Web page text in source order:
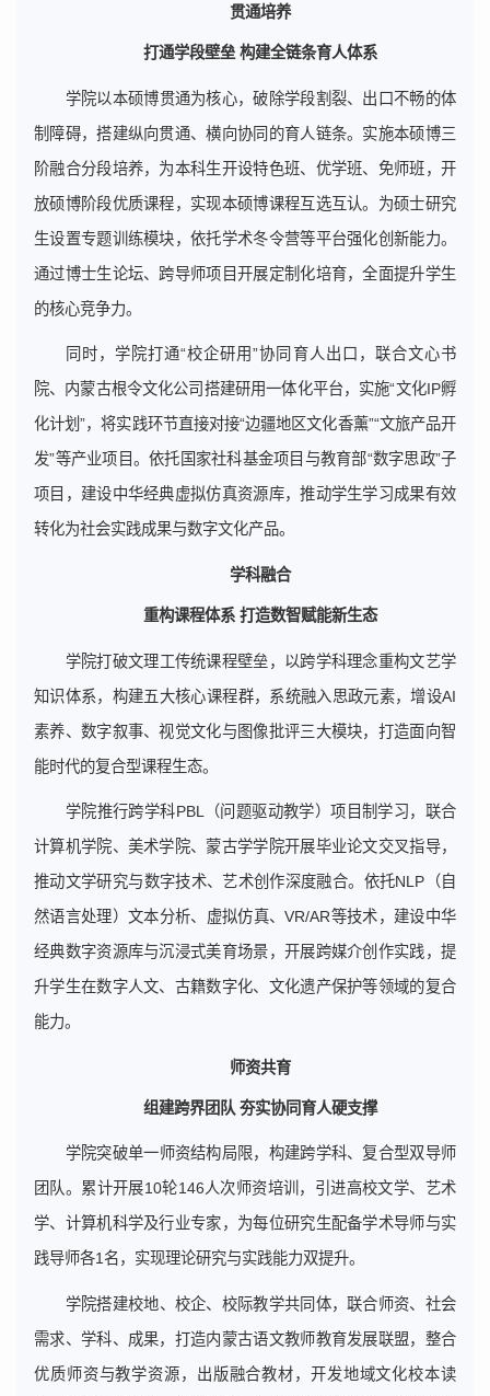
贯通培养
打通学段壁垒 构建全链条育人体系
学院以本硕博贯通为核心，破除学段割裂、出口不畅的体
制障碍，搭建纵向贯通、横向协同的育人链条。实施本硕博三
阶融合分段培养，为本科生开设特色班、优学班、免师班，开
放硕博阶段优质课程，实现本硕博课程互选互认。为硕士研究
生设置专题训练模块，依托学术冬令营等平台强化创新能力。
通过博士生论坛、跨导师项目开展定制化培育，全面提升学生
的核心竞争力。
同时，学院打通“校企研用”协同育人出口，联合文心书
院、内蒙古根令文化公司搭建研用一体化平台，实施“文化IP孵
化计划”，将实践环节直接对接“边疆地区文化香薰”“文旅产品开
发”等产业项目。依托国家社科基金项目与教育部“数字思政”子
项目，建设中华经典虚拟仿真资源库，推动学生学习成果有效
转化为社会实践成果与数字文化产品。
学科融合
重构课程体系 打造数智赋能新生态
学院打破文理工传统课程壁垒，以跨学科理念重构文艺学
知识体系，构建五大核心课程群，系统融入思政元素，增设AI
素养、数字叙事、视觉文化与图像批评三大模块，打造面向智
能时代的复合型课程生态。
学院推行跨学科PBL（问题驱动教学）项目制学习，联合
计算机学院、美术学院、蒙古学学院开展毕业论文交叉指导，
推动文学研究与数字技术、艺术创作深度融合。依托NLP（自
然语言处理）文本分析、虚拟仿真、VR/AR等技术，建设中华
经典数字资源库与沉浸式美育场景，开展跨媒介创作实践，提
升学生在数字人文、古籍数字化、文化遗产保护等领域的复合
能力。
师资共育
组建跨界团队 夯实协同育人硬支撑
学院突破单一师资结构局限，构建跨学科、复合型双导师
团队。累计开展10轮146人次师资培训，引进高校文学、艺术
学、计算机科学及行业专家，为每位研究生配备学术导师与实
践导师各1名，实现理论研究与实践能力双提升。
学院搭建校地、校企、校际教学共同体，联合师资、社会
需求、学科、成果，打造内蒙古语文教师教育发展联盟，整合
优质师资与教学资源，出版融合教材，开发地域文化校本读